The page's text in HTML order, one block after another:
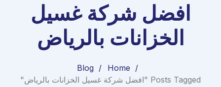
افضل شركة غسيل
الخزانات بالرياض
Home
Blog
Posts Tagged "افضل شركة غسيل الخزانات بالرياض"